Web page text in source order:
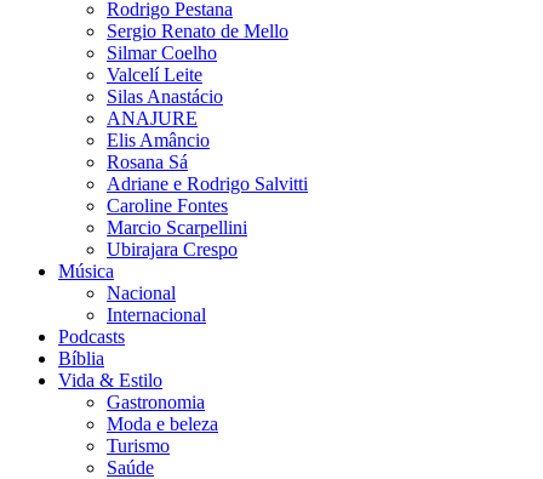
Rodrigo Pestana
Sergio Renato de Mello
Silmar Coelho
Valcelí Leite
Silas Anastácio
ANAJURE
Elis Amâncio
Rosana Sá
Adriane e Rodrigo Salvitti
Caroline Fontes
Marcio Scarpellini
Ubirajara Crespo
Música
Nacional
Internacional
Podcasts
Bíblia
Vida & Estilo
Gastronomia
Moda e beleza
Turismo
Saúde